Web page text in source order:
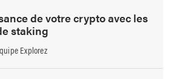
de votre crypto avec les
staking
Explorez